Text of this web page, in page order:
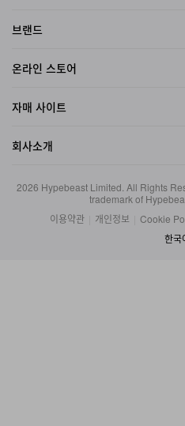
브랜드
온라인 스토어
자매 사이트
회사소개
2026 Hypebeast Limited . All Rights
trademark of
이용약관
개인정보 Cookie
한국